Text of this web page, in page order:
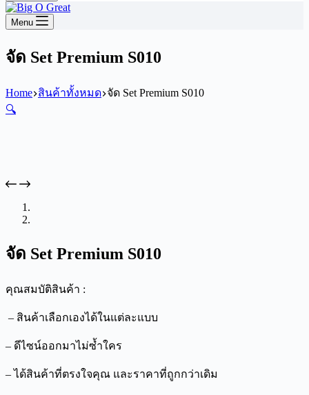
Menu
จัด Set Premium S010
Home สินค้าทั้งหมด จัด Set Premium S010
🔍
จัด Set Premium S010
คุณสมบัติสินค้า :
– สินค้าเลือกเองได้ในแต่ละแบบ
– ดีไซน์ออกมาไม่ซ้ำใคร
– ได้สินค้าที่ตรงใจคุณ และราคาที่ถูกกว่าเดิม